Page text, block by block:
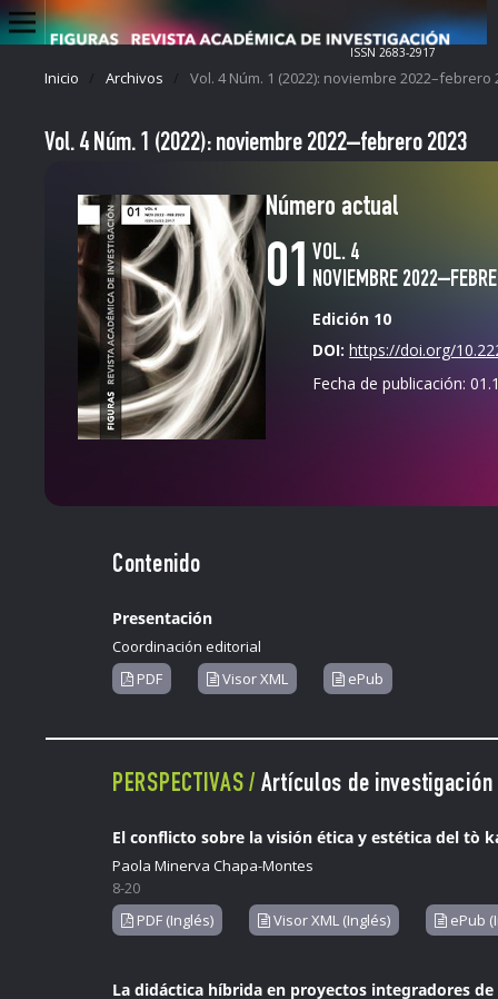
ISSN 2683-2917
Inicio / Archivos / Vol. 4 Núm. 1 (2022): noviembre 2022–febrero
Vol. 4 Núm. 1 (2022): noviembre 2022–febrero 2023
Número actual
01 VOL. 4
NOVIEMBRE
Edición 10
DOI: https://doi.org/
Fecha de publicación:
Contenido
Presentación
Coordinación editorial
PDF
Visor XML ePub
PERSPECTIVAS / Artículos de investigación
El conflicto sobre la visión ética y estética del tò
Paola Minerva Chapa-Montes
8-20
PDF (Inglés)
Visor XML (Inglés) ePub
La didáctica híbrida en proyectos integradores de